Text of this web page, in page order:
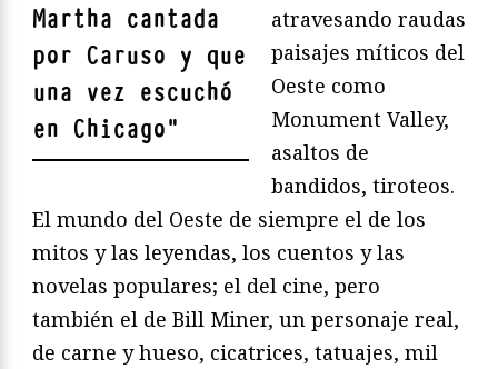
Martha cantada
por Caruso y que
una vez escuchó
en Chicago"
atravesando raudas
paisajes míticos del
Oeste como
Monument Valley,
asaltos de
bandidos, tiroteos.
El mundo del Oeste de siempre el de los
mitos y las leyendas, los cuentos y las
novelas populares; el del cine, pero
también el de Bill Miner, un personaje real,
de carne y hueso, cicatrices, tatuajes, mil